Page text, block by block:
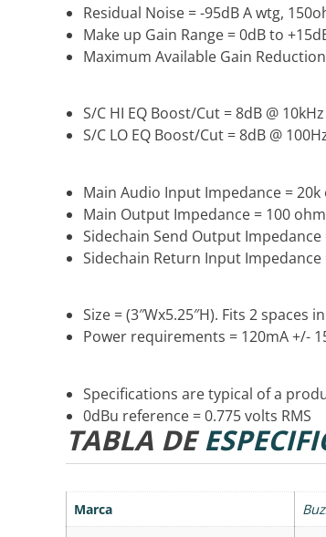
Residual Noise = -95dB A wtg,
Make up Gain Range = 0dB to
Maximum Available Gain
S/C HI EQ Boost/Cut = 8dB @ 10kHz
S/C LO EQ Boost/Cut = 8dB @
Main Audio Input Impedance =
Main Output Impedance = 100
Sidechain Send Output
Sidechain Return Input
Size = (3″Wx5.25″H). Fits 2 spaces
Power requirements = 120mA +/-
Specifications are typical of a
0dBu reference = 0.775 volts RMS
TABLA DE
Marca